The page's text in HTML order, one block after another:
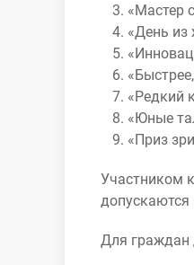
«Мастер
«День из
«Редкий
«Юные
«Приз
Участником
Для граждан